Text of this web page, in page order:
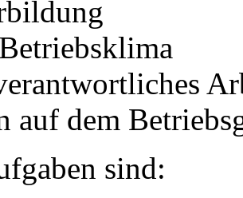
auf dem
sind: